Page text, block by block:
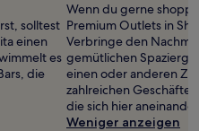
solltest
einen
es
die
Wenn du gerne
Premium Outlets in
Verbringe den
gemütlichen
einen oder anderen
zahlreichen
die sich hier
Weniger anzeigen